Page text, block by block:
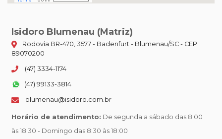
Isidoro Blumenau (Matriz)
Rodovia BR-470, 3577 - Badenfurt - Blumenau/SC - CEP
89070200
(47) 3334-1174
(47) 99133-3814
blumenau@isidoro.com.br
Horário de atendimento: De segunda a sábado das 8:00
às 18:30 - Domingo das 8:30 às 18:00